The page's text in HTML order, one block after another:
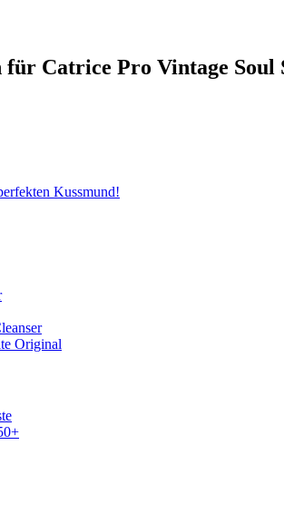
Catrice Pro Vintage Soul
Kussmund!
Original